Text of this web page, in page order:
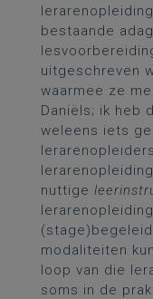
bestaande
uitgeschreven
waarmee ze
Daniëls; ik heb
weleens iets
nuttige
modaliteiten
loop van die
soms in de